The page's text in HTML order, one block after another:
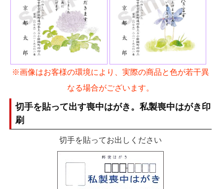
※画像はお客様の環境により、実際の商品と色が若干異
なる場合がございます。
切手を貼って出す喪中はがき。私製喪中はがき印
刷
切手を貼ってお出しください